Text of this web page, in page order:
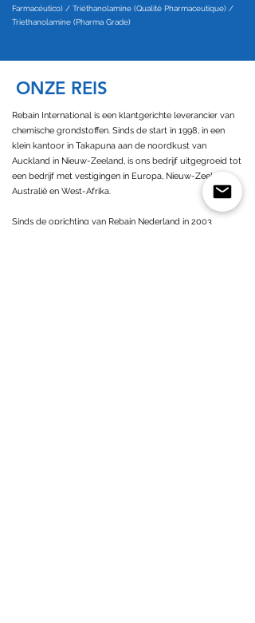
Farmacéutico) / Triéthanolamine (Qualité Pharmaceutique) /
Triethanolamine (Pharma Grade)
ONZE REIS
Rebain International is een klantgerichte leverancier van
chemische grondstoffen. Sinds de start in 1998, in een
klein kantoor in Takapuna aan de noordkust van
Auckland in Nieuw-Zeeland, is ons bedrijf uitgegroeid tot
een bedrijf met vestigingen in Europa, Nieuw-Zeeland,
Australië en West-Afrika.
Sinds de oprichting van Rebain Nederland in 2003